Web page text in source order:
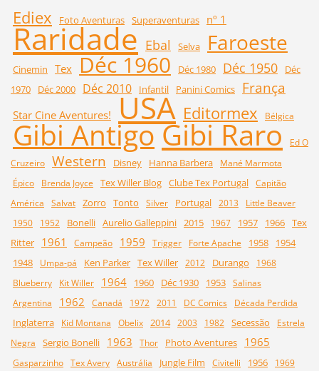
Ediex Foto Aventuras Superaventuras nº 1
Raridade Ebal Selva Faroeste
Cinemin Tex Déc 1960 Déc 1980 Déc 1950
Déc
1970
Déc 2000 Déc 2010 Infantil Panini Comics França
Star Cine Aventures! USA Editormex Bélgica
Gibi AntigoGibi Raro
Ed O
Cruzeiro Western Disney Hanna Barbera
Mané Marmota
Épico
Brenda Joyce Tex Willer Blog Clube Tex Portugal Capitão
América
Salvat Zorro Tonto Silver Portugal 2013
Little Beaver
1950
1952 Bonelli Aurelio Galleppini 2015 1967 1957 1966 Tex
Ritter
1961 Campeão 1959 Trigger Forte Apache 1958
1954
1948
Umpa-pá Ken Parker Tex Willer 2012 Durango
1968
Blueberry
Kit Willer 1964 1960 Déc 1930 1953 Salinas
Argentina
1962 Canadá 1972 2011 DC Comics Década Perdida
Inglaterra Kid Montana Obelix 2014 2003 1982 Secessão
Estrela
Negra
Sergio Bonelli 1963 Thor Photo Aventures 1965
Gasparzinho Tex Avery Austrália Jungle Film Civitelli 1956
1969